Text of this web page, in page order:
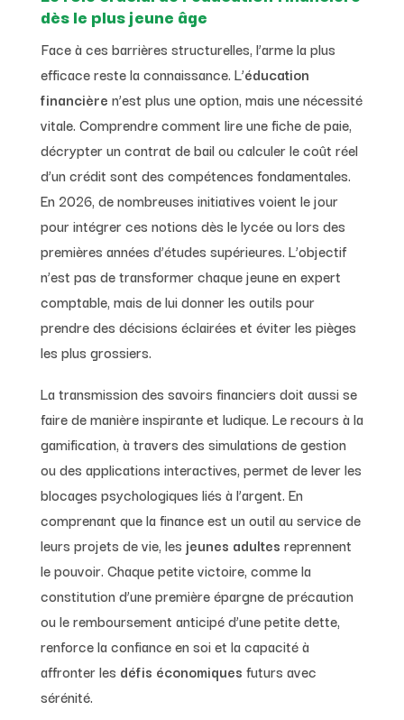
dès le plus jeune âge
Face à ces barrières structurelles, l’arme la plus
efficace reste la connaissance. L’éducation
financière n’est plus une option, mais une nécessité
vitale. Comprendre comment lire une fiche de paie,
décrypter un contrat de bail ou calculer le coût réel
d’un crédit sont des compétences fondamentales.
En 2026, de nombreuses initiatives voient le jour
pour intégrer ces notions dès le lycée ou lors des
premières années d’études supérieures. L’objectif
n’est pas de transformer chaque jeune en expert
comptable, mais de lui donner les outils pour
prendre des décisions éclairées et éviter les pièges
les plus grossiers.
La transmission des savoirs financiers doit aussi se
faire de manière inspirante et ludique. Le recours à la
gamification, à travers des simulations de gestion
ou des applications interactives, permet de lever les
blocages psychologiques liés à l’argent. En
comprenant que la finance est un outil au service de
leurs projets de vie, les jeunes adultes reprennent
le pouvoir. Chaque petite victoire, comme la
constitution d’une première épargne de précaution
ou le remboursement anticipé d’une petite dette,
renforce la confiance en soi et la capacité à
affronter les défis économiques futurs avec
sérénité.